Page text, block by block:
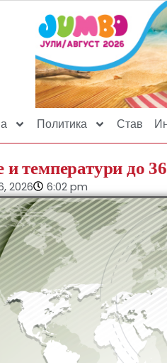
Политика Став
и температури до
2026 6:02 pm